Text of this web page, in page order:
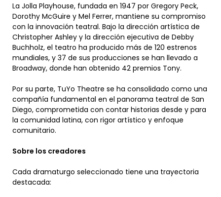
La Jolla Playhouse, fundada en 1947 por Gregory Peck,
Dorothy McGuire y Mel Ferrer, mantiene su compromiso
con la innovación teatral. Bajo la dirección artística de
Christopher Ashley y la dirección ejecutiva de Debby
Buchholz, el teatro ha producido más de 120 estrenos
mundiales, y 37 de sus producciones se han llevado a
Broadway, donde han obtenido 42 premios Tony.
Por su parte, TuYo Theatre se ha consolidado como una
compañía fundamental en el panorama teatral de San
Diego, comprometida con contar historias desde y para
la comunidad latina, con rigor artístico y enfoque
comunitario.
Sobre los creadores
Cada dramaturgo seleccionado tiene una trayectoria
destacada: